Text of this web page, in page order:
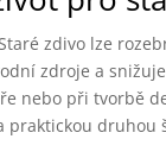
zdivo lze
zdroje a
nebo při tvorbě
praktickou druhou